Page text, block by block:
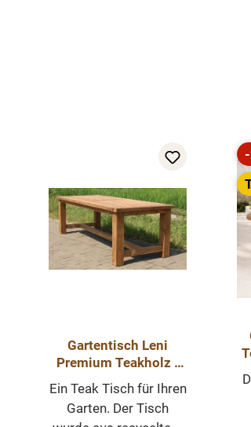
Gartentisch Leni
Premium Teakholz -
Tisch Massiv Outdoor
Teak
Ein Teak Tisch für Ihren
Garten. Der Tisch